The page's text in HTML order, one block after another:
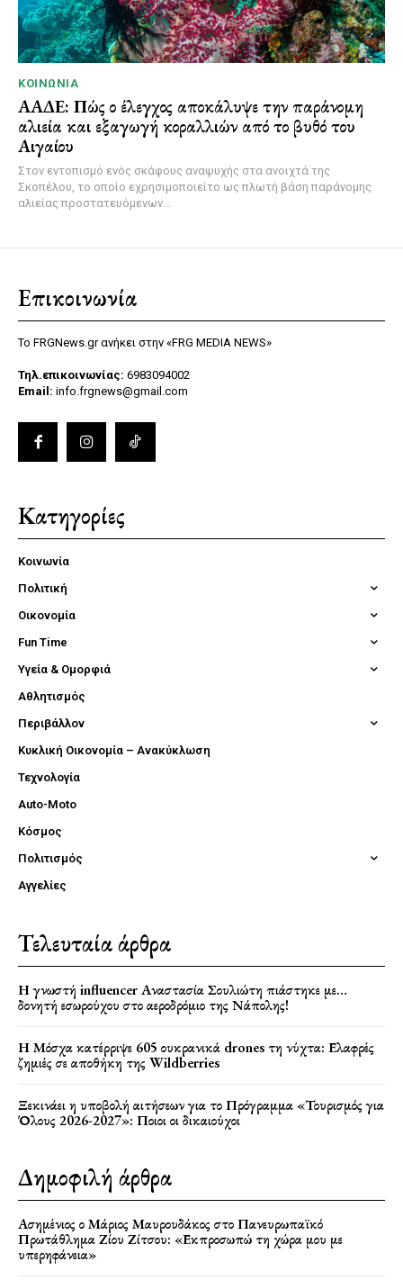
ΚΟΙΝΩΝΊΑ
ΑΑΔΕ: Πώς ο έλεγχος αποκάλυψε την παράνομη
αλιεία και εξαγωγή κοραλλιών από το βυθό του
Αιγαίου
Στον εντοπισμό ενός σκάφους αναψυχής στα ανοιχτά της
Σκοπέλου, το οποίο εχρησιμοποιείτο ως πλωτή βάση παράνομης
αλιείας προστατευόμενων...
Επικοινωνία
Το FRGNews.gr ανήκει στην «FRG MEDIA NEWS»
Τηλ.επικοινωνίας: 6983094002
Email: info.frgnews@gmail.com
Κατηγορίες
Κοινωνία
Πολιτική
Οικονομία
Fun Time
Υγεία & Ομορφιά
Αθλητισμός
Περιβάλλον
Κυκλική Οικονομία – Ανακύκλωση
Τεχνολογία
Auto-Moto
Κόσμος
Πολιτισμός
Αγγελίες
Τελευταία άρθρα
Η γνωστή influencer Αναστασία Σουλιώτη πιάστηκε με…
δονητή εσωρούχου στο αεροδρόμιο της Νάπολης!
Η Μόσχα κατέρριψε 605 ουκρανικά drones τη νύχτα: Ελαφρές
ζημιές σε αποθήκη της Wildberries
Ξεκινάει η υποβολή αιτήσεων για το Πρόγραμμα «Τουρισμός για
Όλους 2026-2027»: Ποιοι οι δικαιούχοι
Δημοφιλή άρθρα
Ασημένιος ο Μάριος Μαυρουδάκος στο Πανευρωπαϊκό
Πρωτάθλημα Ζίου Ζίτσου: «Εκπροσωπώ τη χώρα μου με
υπερηφάνεια»